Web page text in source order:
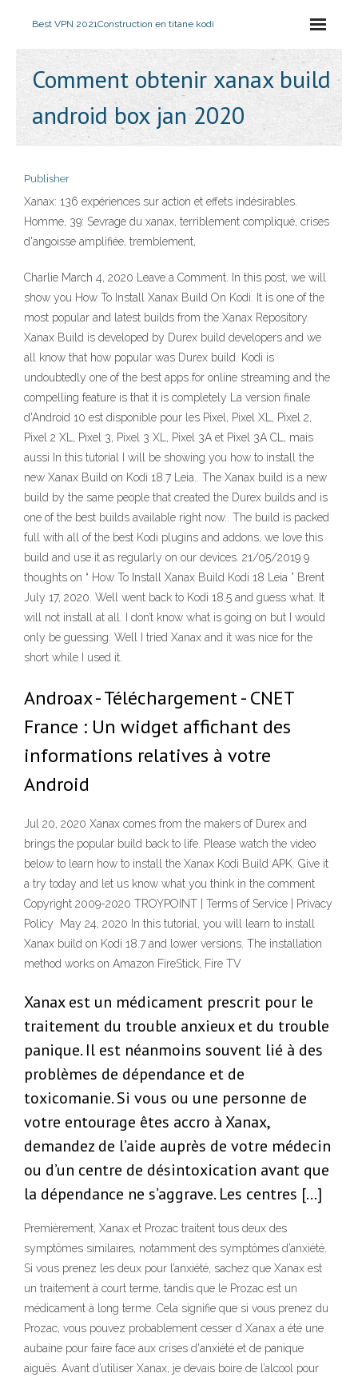
Best VPN 2021Construction en titane kodi
Comment obtenir xanax build
android box jan 2020
Publisher
Xanax: 136 expériences sur action et effets indésirables.
Homme, 39: Sevrage du xanax, terriblement compliqué, crises
d'angoisse amplifiée, tremblement,
Charlie March 4, 2020 Leave a Comment. In this post, we will
show you How To Install Xanax Build On Kodi. It is one of the
most popular and latest builds from the Xanax Repository.
Xanax Build is developed by Durex build developers and we
all know that how popular was Durex build. Kodi is
undoubtedly one of the best apps for online streaming and the
compelling feature is that it is completely La version finale
d'Android 10 est disponible pour les Pixel, Pixel XL, Pixel 2,
Pixel 2 XL, Pixel 3, Pixel 3 XL, Pixel 3A et Pixel 3A CL, mais
aussi In this tutorial I will be showing you how to install the
new Xanax Build on Kodi 18.7 Leia.. The Xanax build is a new
build by the same people that created the Durex builds and is
one of the best builds available right now.. The build is packed
full with all of the best Kodi plugins and addons, we love this
build and use it as regularly on our devices. 21/05/2019 9
thoughts on “ How To Install Xanax Build Kodi 18 Leia ” Brent
July 17, 2020. Well went back to Kodi 18.5 and guess what. It
will not install at all. I don’t know what is going on but I would
only be guessing. Well I tried Xanax and it was nice for the
short while I used it.
Androax - Téléchargement - CNET
France : Un widget affichant des
informations relatives à votre
Android
Jul 20, 2020 Xanax comes from the makers of Durex and
brings the popular build back to life. Please watch the video
below to learn how to install the Xanax Kodi Build APK. Give it
a try today and let us know what you think in the comment
Copyright 2009-2020 TROYPOINT | Terms of Service | Privacy
Policy May 24, 2020 In this tutorial, you will learn to install
Xanax build on Kodi 18.7 and lower versions. The installation
method works on Amazon FireStick, Fire TV
Xanax est un médicament prescrit pour le
traitement du trouble anxieux et du trouble
panique. Il est néanmoins souvent lié à des
problèmes de dépendance et de
toxicomanie. Si vous ou une personne de
votre entourage êtes accro à Xanax,
demandez de l’aide auprès de votre médecin
ou d’un centre de désintoxication avant que
la dépendance ne s’aggrave. Les centres […]
Premièrement, Xanax et Prozac traitent tous deux des
symptômes similaires, notamment des symptômes d’anxiété.
Si vous prenez les deux pour l’anxiété, sachez que Xanax est
un traitement à court terme, tandis que le Prozac est un
médicament à long terme. Cela signifie que si vous prenez du
Prozac, vous pouvez probablement cesser d Xanax a été une
aubaine pour faire face aux crises d'anxiété et de panique
aiguës. Avant d’utiliser Xanax, je devais boire de l’alcool pour